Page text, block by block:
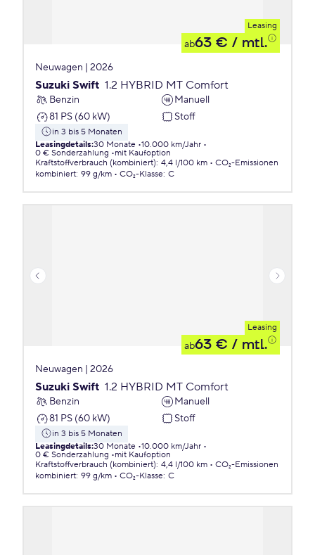
Leasing
ab63 € / mtl.
Neuwagen | 2026
Suzuki Swift 1.2 HYBRID MT Comfort
Benzin
Manuell
81 PS (60 kW)
Stoff
in 3 bis 5 Monaten
Leasingdetails:30 Monate 10.000 km/Jahr
0 € Sonderzahlung
mit Kaufoption
Kraftstoffverbrauch (kombiniert): 4,4 l/100 km
CO₂-Emissionen
kombiniert: 99 g/km CO₂-Klasse: C
Leasing
ab63 € / mtl.
Neuwagen | 2026
Suzuki Swift 1.2 HYBRID MT Comfort
Benzin
Manuell
81 PS (60 kW)
Stoff
in 3 bis 5 Monaten
Leasingdetails:30 Monate 10.000 km/Jahr
0 € Sonderzahlung
mit Kaufoption
Kraftstoffverbrauch (kombiniert): 4,4 l/100 km
CO₂-Emissionen
kombiniert: 99 g/km CO₂-Klasse: C